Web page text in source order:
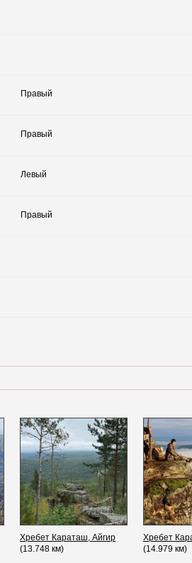
Правый
Правый
Левый
Правый
Хребет Караташ, Айгир
(13.748 км)
Хребет
(14.979 км)